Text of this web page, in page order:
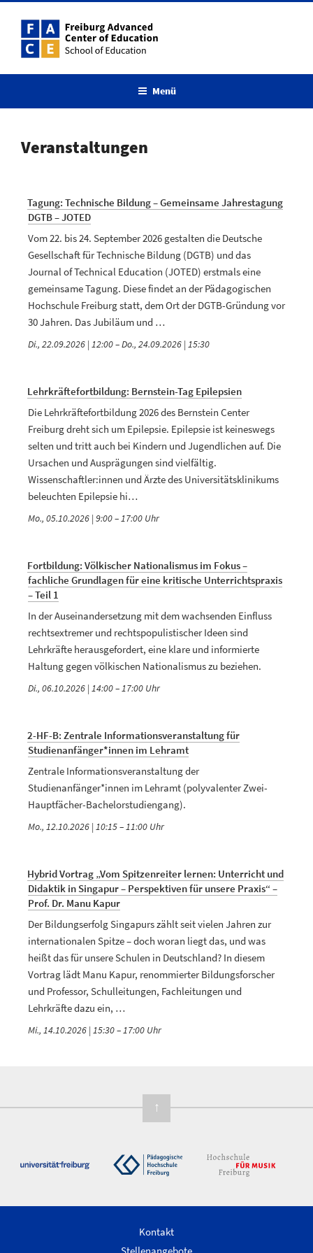
Menü
Veranstaltungen
Tagung: Technische Bildung – Gemeinsame Jahrestagung
DGTB – JOTED
Vom 22. bis 24. September 2026 gestalten die Deutsche
Gesellschaft für Technische Bildung (DGTB) und das
Journal of Technical Education (JOTED) erstmals eine
gemeinsame Tagung. Diese findet an der Pädagogischen
Hochschule Freiburg statt, dem Ort der DGTB-Gründung vor
30 Jahren. Das Jubiläum und …
Di., 22.09.2026 | 12:00–Do., 24.09.2026 | 15:30
Lehrkräftefortbildung: Bernstein-Tag Epilepsien
Die Lehrkräftefortbildung 2026 des Bernstein Center
Freiburg dreht sich um Epilepsie. Epilepsie ist keineswegs
selten und tritt auch bei Kindern und Jugendlichen auf. Die
Ursachen und Ausprägungen sind vielfältig.
Wissenschaftler:innen und Ärzte des Universitätsklinikums
beleuchten Epilepsie hi…
Mo., 05.10.2026 | 9:00–17:00
Fortbildung: Völkischer Nationalismus im Fokus –
fachliche Grundlagen für eine kritische Unterrichtspraxis
– Teil 1
In der Auseinandersetzung mit dem wachsenden Einfluss
rechtsextremer und rechtspopulistischer Ideen sind
Lehrkräfte herausgefordert, eine klare und informierte
Haltung gegen völkischen Nationalismus zu beziehen.
Di., 06.10.2026 | 14:00–17:00
2-HF-B: Zentrale Informationsveranstaltung für
Studienanfänger*innen im Lehramt
Zentrale Informationsveranstaltung der
Studienanfänger*innen im Lehramt (polyvalenter Zwei-
Hauptfächer-Bachelorstudiengang).
Mo., 12.10.2026 | 10:15–11:00
Hybrid Vortrag „Vom Spitzenreiter lernen: Unterricht und
Didaktik in Singapur – Perspektiven für unsere Praxis“ –
Prof. Dr. Manu Kapur
Der Bildungserfolg Singapurs zählt seit vielen Jahren zur
internationalen Spitze – doch woran liegt das, und was
heißt das für unsere Schulen in Deutschland? In diesem
Vortrag lädt Manu Kapur, renommierter Bildungsforscher
und Professor, Schulleitungen, Fachleitungen und
Lehrkräfte dazu ein, …
Mi., 14.10.2026 | 15:30–17:00
↑
Kontakt
Stellenangebote